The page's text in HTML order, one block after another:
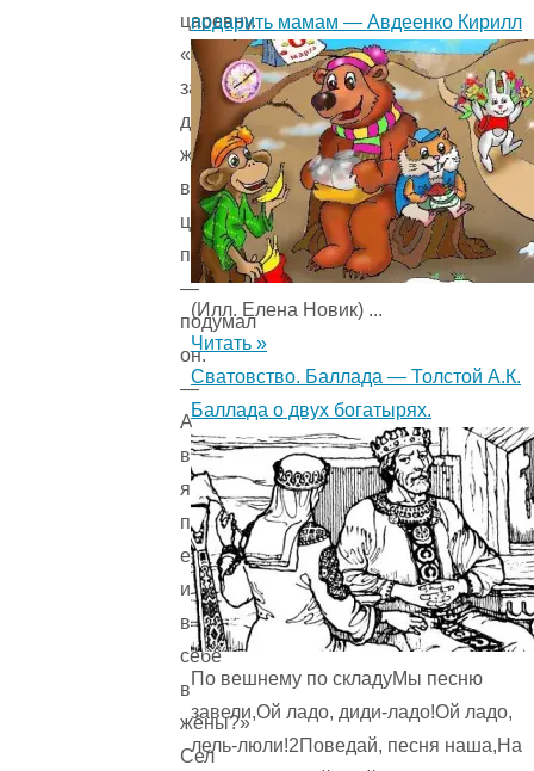
царевну.
«Что
за
диво
живёт
в
царских
палатах?
—
подумал
он.
—
А
вдруг
я
перехитрю
её
и
возьму
себе
в
жёны?»
Сел
подарить мамам — Авдеенко Кирилл
(Илл. Елена Новик) ...
Читать »
Сватовство. Баллада — Толстой А.К.
Баллада о двух богатырях.
По вешнему по складуМы песню
завели,Ой ладо, диди-ладо!Ой ладо,
лель-люли!2Поведай, песня наша,На